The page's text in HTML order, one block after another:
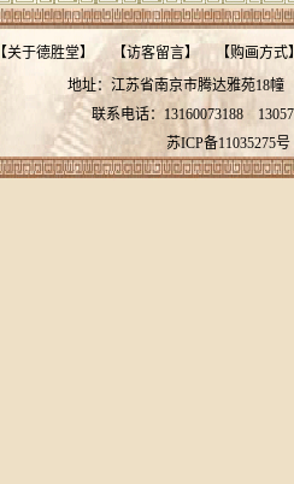
【关于德胜堂】 【访客留言】 【购画方式
地址：江苏省南京市腾达雅苑
联系电话：13160073188
苏ICP备11035275号